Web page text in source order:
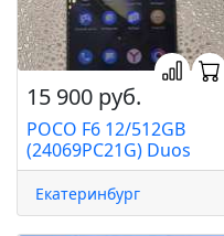
15 900 руб.
POCO F6 12/512GB
(24069PC21G) Duos
Екатеринбург